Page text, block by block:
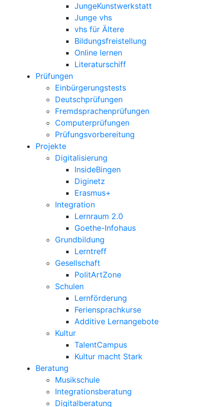
JungeKunstwerkstatt
Junge vhs
vhs für Ältere
Bildungsfreistellung
Online lernen
Literaturschiff
Prüfungen
Einbürgerungstests
Deutschprüfungen
Fremdsprachenprüfungen
Computerprüfungen
Prüfungsvorbereitung
Projekte
Digitalisierung
InsideBingen
Diginetz
Erasmus+
Integration
Lernraum 2.0
Goethe-Infohaus
Grundbildung
Lerntreff
Gesellschaft
PolitArtZone
Schulen
Lernförderung
Feriensprachkurse
Additive Lernangebote
Kultur
TalentCampus
Kultur macht Stark
Beratung
Musikschule
Integrationsberatung
Digitalberatung